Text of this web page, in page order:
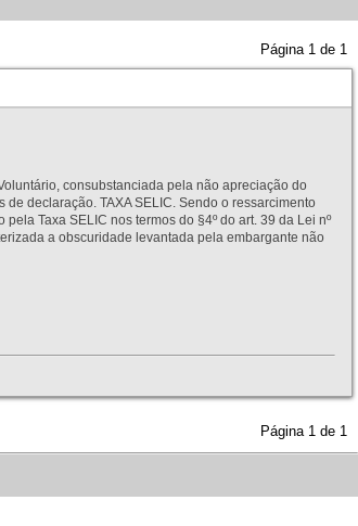
Página 1 de 1
consubstanciada pela não apreciação do
declaração. TAXA SELIC. Sendo o ressarcimento
Taxa SELIC nos termos do §4º do art. 39 da Lei nº
a obscuridade levantada pela embargante não
Página 1 de 1